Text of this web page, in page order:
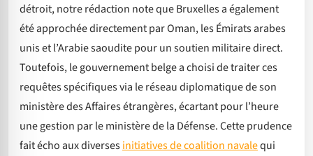
détroit, notre rédaction note que Bruxelles a également
été approchée directement par Oman, les Émirats arabes
unis et l’Arabie saoudite pour un soutien militaire direct.
Toutefois, le gouvernement belge a choisi de traiter ces
requêtes spécifiques via le réseau diplomatique de son
ministère des Affaires étrangères, écartant pour l’heure
une gestion par le ministère de la Défense. Cette prudence
fait écho aux diversesinitiatives de coalition navalequi